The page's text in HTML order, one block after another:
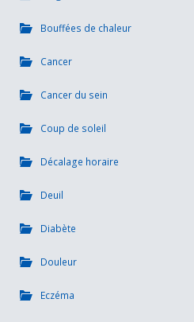
Bouffées de chaleur
Cancer
Cancer du sein
Coup de soleil
Décalage horaire
Deuil
Diabète
Douleur
Eczéma